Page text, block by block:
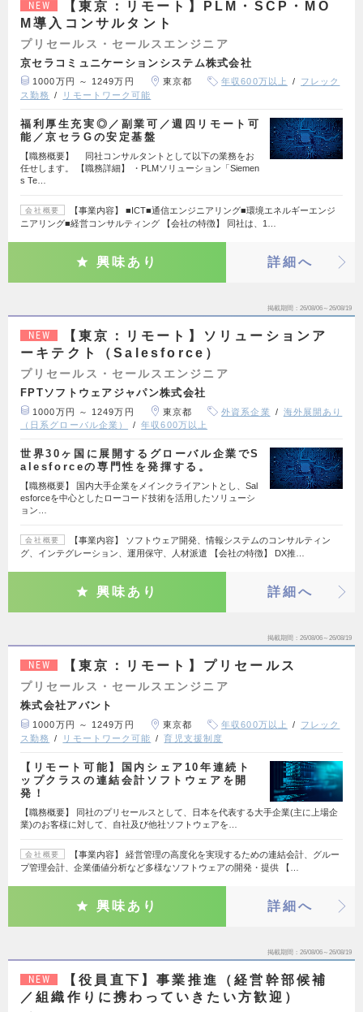
NEW
【東京：リモート】PLM・SCP・MO
M導入コンサルタント
プリセールス・セールスエンジニア
京セラコミュニケーションシステム株式会社
1000万円 ～ 1249万円 東京都 年収600万以上
フレック
ス勤務
リモートワーク可能
福利厚生充実◎／副業可／週四リモート可
能／京セラGの安定基盤
【職務概要】 同社コンサルタントとして以下の業務をお
任せします。 【職務詳細】 ・PLMソリューション「Siemen
s Te…
会社概要
【事業内容】 ■ICT■通信エンジニアリング■環境エネルギーエンジ
ニアリング■経営コンサルティング 【会社の特徴】 同社は、1…
興味あり 詳細へ
掲載期間 26/08/06～26/08/19
NEW
【東京：リモート】ソリューションア
ーキテクト（Salesforce）
プリセールス・セールスエンジニア
FPTソフトウェアジャパン株式会社
1000万円 ～ 1249万円 東京都 外資系企業
海外展開あり
（日系グローバル企業）
年収600万以上
世界30ヶ国に展開するグローバル企業でS
alesforceの専門性を発揮する。
【職務概要】 国内大手企業をメインクライアントとし、Sal
esforceを中心としたローコード技術を活用したソリューシ
ョン…
会社概要
【事業内容】 ソフトウェア開発、情報システムのコンサルティン
グ、インテグレーション、運用保守、人材派遣 【会社の特徴】 DX推…
興味あり 詳細へ
掲載期間 26/08/06～26/08/19
NEW 【東京：リモート】プリセールス
プリセールス・セールスエンジニア
株式会社アバント
1000万円 ～ 1249万円 東京都 年収600万以上
フレック
ス勤務
リモートワーク可能 育児支援制度
【リモート可能】国内シェア10年連続ト
ップクラスの連結会計ソフトウェアを開
発！
【職務概要】 同社のプリセールスとして、日本を代表する大手企業(主に上場企
業)のお客様に対して、自社及び他社ソフトウェアを…
会社概要
【事業内容】 経営管理の高度化を実現するための連結会計、グルー
プ管理会計、企業価値分析など多様なソフトウェアの開発・提供 【…
興味あり 詳細へ
掲載期間 26/08/06～26/08/19
NEW
【役員直下】事業推進（経営幹部候補
／組織作りに携わっていきたい方歓迎）